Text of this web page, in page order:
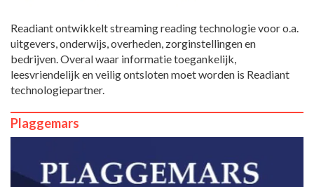
Readiant ontwikkelt streaming reading technologie voor o.a.
uitgevers, onderwijs, overheden, zorginstellingen en
bedrijven. Overal waar informatie toegankelijk,
leesvriendelijk en veilig ontsloten moet worden is Readiant
technologiepartner.
Plaggemars